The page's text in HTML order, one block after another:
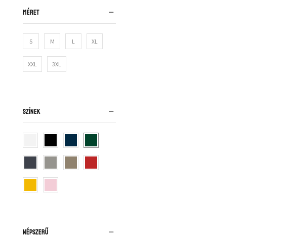
MÉRET
S M L XL
XXL 3XL
SZÍNEK
NÉPSZERŰ